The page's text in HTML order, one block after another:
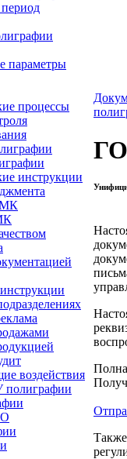
параметры
процессы
инструкции
воздействия